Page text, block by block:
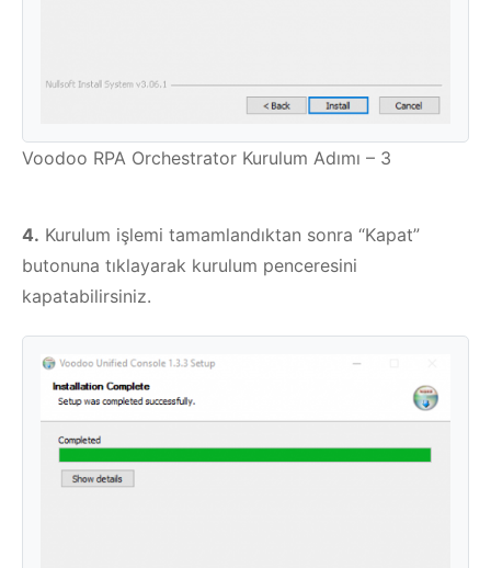
Voodoo RPA Orchestrator Kurulum Adımı – 3
4. Kurulum işlemi tamamlandıktan sonra “Kapat”
butonuna tıklayarak kurulum penceresini
kapatabilirsiniz.